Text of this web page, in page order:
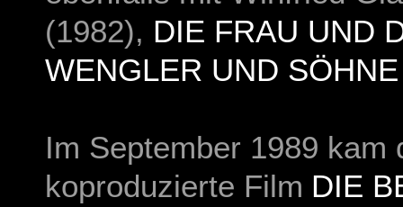
(1982), DIE FRAU UND
WENGLER UND
Im September 1989
koproduzierte Film DIE